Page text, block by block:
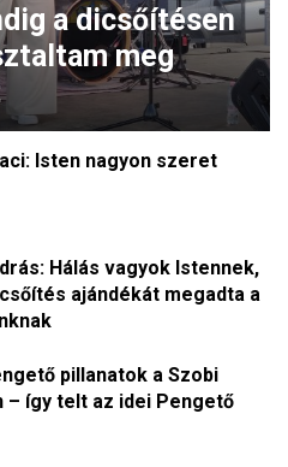
a dicsőítésen
meg
Isten nagyon szeret
Hálás vagyok Istennek,
ajándékát megadta a
pillanatok a Szobi
– így telt az idei Pengető